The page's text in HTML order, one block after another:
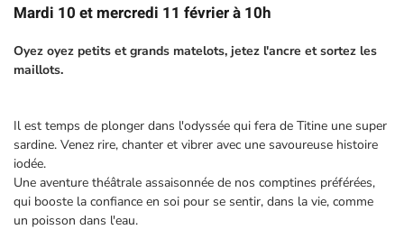
Mardi 10 et mercredi 11 février à 10h
Oyez oyez petits et grands matelots, jetez l'ancre et sortez les
maillots.
Il est temps de plonger dans l'odyssée qui fera de Titine une super
sardine. Venez rire, chanter et vibrer avec une savoureuse histoire
iodée.
Une aventure théâtrale assaisonnée de nos comptines préférées,
qui booste la confiance en soi pour se sentir, dans la vie, comme
un poisson dans l'eau.